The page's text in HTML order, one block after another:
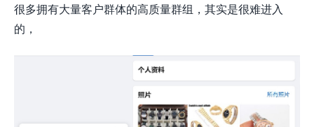
很多拥有大量客户群体的高质量群组，其实是很难进入
的，